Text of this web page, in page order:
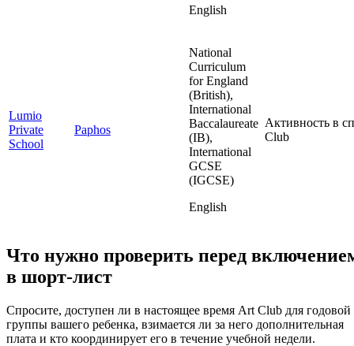
English
Lumio
Private
School
Paphos
National
Curriculum
for England
(British),
International
Baccalaureate
(IB),
International
GCSE
(IGCSE)
English
Активность в
Club
Что нужно проверить перед
в шорт-лист
Спросите, доступен ли в настоящее время Art Club для годовой
группы вашего ребенка, взимается ли за него дополнительная
плата и кто координирует его в течение учебной недели.